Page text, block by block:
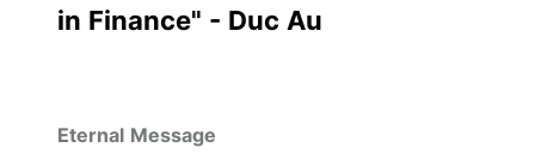
in Finance" - Duc Au
Eternal Message